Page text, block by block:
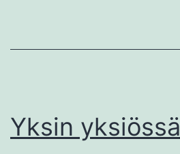
Yksin yksiössä